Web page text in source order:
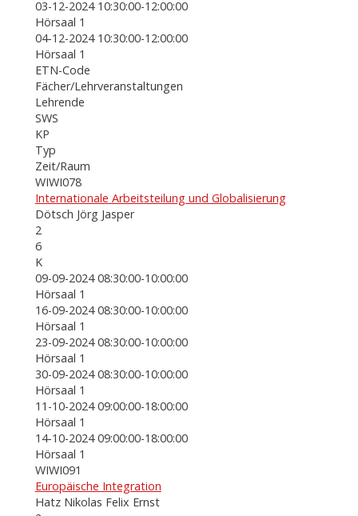
03-12-2024 10:30:00-12:00:00
Hörsaal 1
04-12-2024 10:30:00-12:00:00
Hörsaal 1
ETN-Code
Fächer/Lehrveranstaltungen
Lehrende
SWS
KP
Typ
Zeit/Raum
WIWI078
Internationale Arbeitsteilung und Globalisierung
Dötsch Jörg Jasper
2
6
K
09-09-2024 08:30:00-10:00:00
Hörsaal 1
16-09-2024 08:30:00-10:00:00
Hörsaal 1
23-09-2024 08:30:00-10:00:00
Hörsaal 1
30-09-2024 08:30:00-10:00:00
Hörsaal 1
11-10-2024 09:00:00-18:00:00
Hörsaal 1
14-10-2024 09:00:00-18:00:00
Hörsaal 1
WIWI091
Europäische Integration
Hatz Nikolas Felix Ernst